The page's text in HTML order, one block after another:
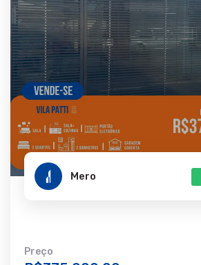
Mero
Preço